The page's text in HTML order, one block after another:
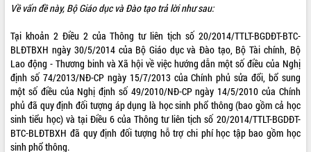
UBND CÁC XÃ, PHƯỜNG
THÔNG TIN CHỈ ĐẠO ĐIỀU HÀNH
HỆ THỐNG VĂN BẢN
VĂN BẢN HĐND TỈNH
ĐIỂM TIN VĂN BẢN
QUY HOẠCH - KẾ HOẠCH
Về vấn đề này, Bộ Giáo dục và Đào tạo trả lời như sau:
Tại khoản 2 Điều 2 của Thông tư liên tịch số 20/2014/TTLT-BGDĐT-BTC-
BLĐTBXH ngày 30/5/2014 của Bộ Giáo dục và Đào tạo, Bộ Tài chính, Bộ
Lao động - Thương binh và Xã hội về việc hướng dẫn một số điều của Nghị
định số 74/2013/NĐ-CP ngày 15/7/2013 của Chính phủ sửa đổi, bổ sung
một số điều của Nghị định số 49/2010/NĐ-CP ngày 14/5/2010 của Chính
phủ đã quy định đối tượng áp dụng là học sinh phổ thông (bao gồm cả học
sinh tiểu học) và tại Điều 6 của Thông tư liên tịch số 20/2014/TTLT-BGDĐT-
BTC-BLĐTBXH đã quy định đối tượng hỗ trợ chi phí học tập bao gồm học
sinh phổ thông.